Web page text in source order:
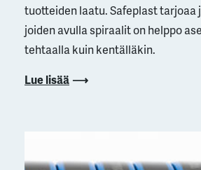
tuotteiden laatu. Safeplast tarjoaa
joiden avulla spiraalit on helppo
tehtaalla kuin kentälläkin.
Lue lisää